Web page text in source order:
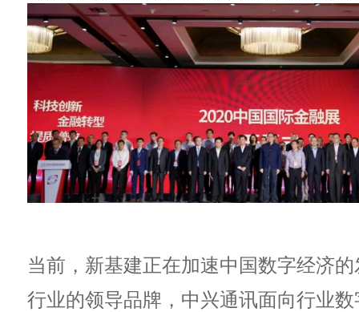
当前，新基建正在加速中国数字经济
行业的领导品牌，中兴通讯面向行业